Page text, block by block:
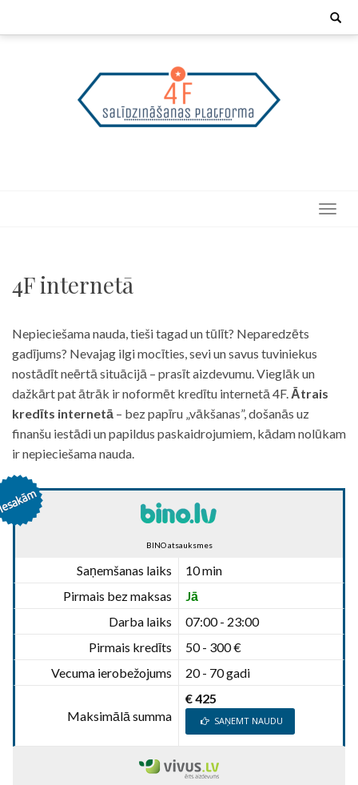
Search
4F internetā
Nepieciešama nauda, tieši tagad un tūlīt? Neparedzēts
gadījums? Nevajag ilgi mocīties, sevi un savus tuviniekus
nostādīt neērtā situācijā – prasīt aizdevumu. Vieglāk un
dažkārt pat ātrāk ir noformēt kredītu internetā 4F. Ātrais
kredīts internetā – bez papīru „vākšanas”, došanās uz
finanšu iestādi un papildus paskaidrojumiem, kādam nolūkam
ir nepieciešama nauda.
BINO atsauksmes
Saņemšanas laiks
10 min
Pirmais bez maksas
Jā
Darba laiks
07:00 - 23:00
Pirmais kredīts
50 - 300 €
Vecuma ierobežojums
20 - 70 gadi
Maksimālā summa
€ 425
SAŅEMT NAUDU